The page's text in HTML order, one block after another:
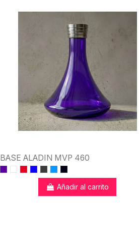
BASE ALADIN MVP 460
Añadir al carrito